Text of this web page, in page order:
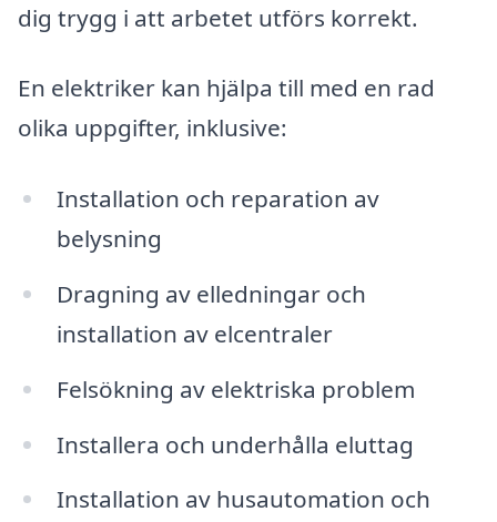
dig trygg i att arbetet utförs korrekt.
En elektriker kan hjälpa till med en rad
olika uppgifter, inklusive:
Installation och reparation av
belysning
Dragning av elledningar och
installation av elcentraler
Felsökning av elektriska problem
Installera och underhålla eluttag
Installation av husautomation och